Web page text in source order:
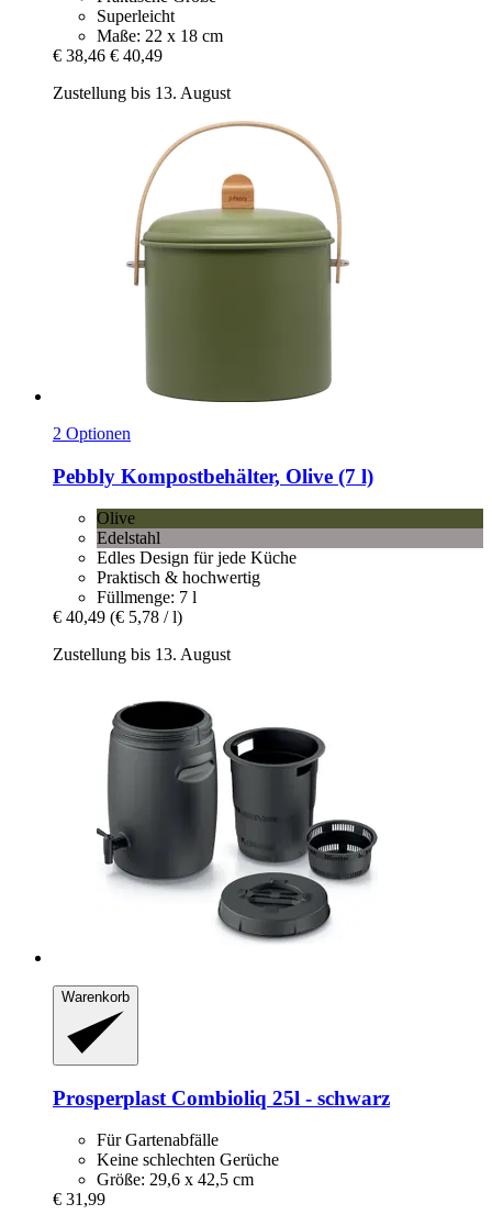
Superleicht
Maße: 22 x 18 cm
€ 38,46 € 40,49
Zustellung bis 13. August
2 Optionen
Pebbly Kompostbehälter, Olive (7 l)
Olive
Edelstahl
Edles Design für jede Küche
Praktisch & hochwertig
Füllmenge: 7 l
€ 40,49 (€ 5,78 / l)
Zustellung bis 13. August
Warenkorb
Prosperplast Combioliq 25l -​ schwarz
Für Gartenabfälle
Keine schlechten Gerüche
Größe: 29,6 x 42,5 cm
€ 31,99